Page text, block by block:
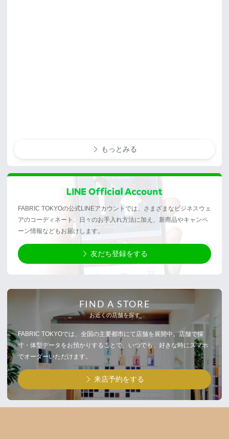
もっとみる
FABRIC TOKYOの公式LINEアカウントでは、さまざまなビジネスウェ
アのコーディネート、日々のお手入れ方法に加え、新商品やキャンペ
ーン情報などもお届けします。
友だち登録をする
FIND A STORE
お近くの店舗を探す
FABRIC TOKYOでは、全国の主要都市にて店舗を展開中。店舗で採
寸・体型データをお預かりすることで、いつでも、好きな時にスマホ
でオーダーいただけます。
来店予約をする